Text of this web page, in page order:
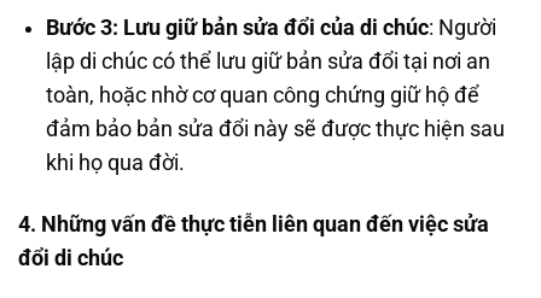
Bước 3: Lưu giữ bản sửa đổi của di chúc: Người
lập di chúc có thể lưu giữ bản sửa đổi tại nơi an
toàn, hoặc nhờ cơ quan công chứng giữ hộ để
đảm bảo bản sửa đổi này sẽ được thực hiện sau
khi họ qua đời.
4. Những vấn đề thực tiễn liên quan đến việc sửa
đổi di chúc